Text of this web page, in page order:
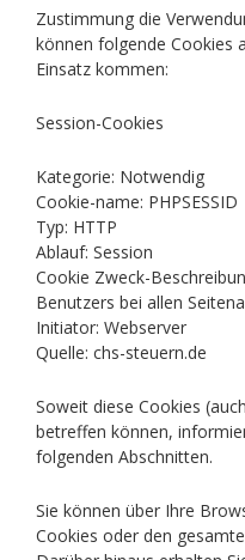
Zustimmung die
können folgende Cookies
Einsatz kommen:
Session-Cookies
Kategorie: Notwendig
Cookie-name: PHPSESSID
Typ: HTTP
Ablauf: Session
Cookie Zweck-
Benutzers bei allen
Initiator: Webserver
Quelle: chs-steuern.de
Soweit diese Cookies
betreffen können,
folgenden Abschnitten.
Sie können über Ihre
Cookies oder den